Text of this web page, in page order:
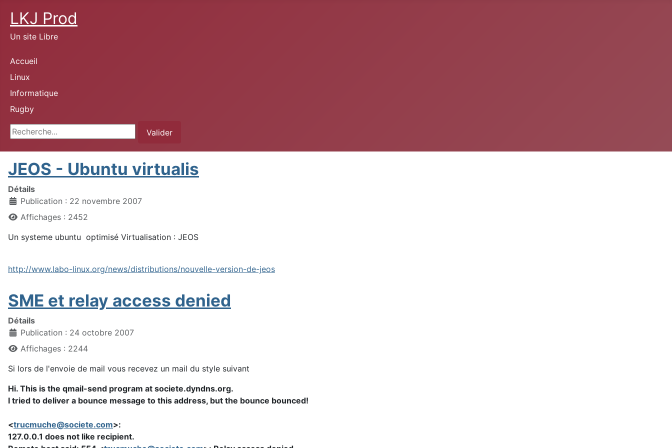
LKJ Prod
Un site Libre
Accueil
Linux
Informatique
Rugby
Rechercher
Valider
JEOS - Ubuntu virtualis
Détails
Publication : 22 novembre 2007
Affichages : 2452
Un systeme ubuntu optimisé Virtualisation : JEOS
http://www.labo-linux.org/news/distributions/nouvelle-version-de-jeos
SME et relay access denied
Détails
Publication : 24 octobre 2007
Affichages : 2244
Si lors de l'envoie de mail vous recevez un mail du style suivant
Hi. This is the qmail-send program at societe.dyndns.org.
I tried to deliver a bounce message to this address, but the bounce bounced!
<trucmuche@societe.com>:
127.0.0.1 does not like recipient.